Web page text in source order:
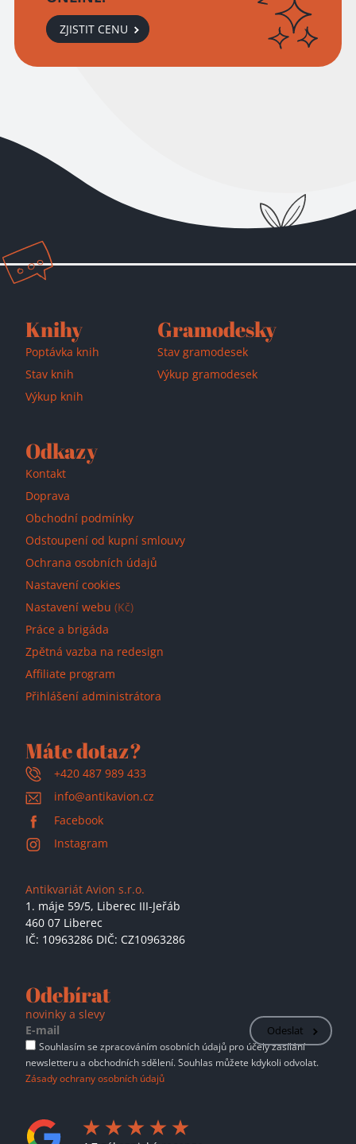
ZJISTIT CENU
Knihy
Poptávka knih
Stav knih
Výkup knih
Gramodesky
Stav gramodesek
Výkup gramodesek
Odkazy
Kontakt
Doprava
Obchodní podmínky
Odstoupení od kupní smlouvy
Ochrana osobních údajů
Nastavení cookies
Nastavení webu (Kč)
Práce a brigáda
Zpětná vazba na redesign
Affiliate program
Přihlášení administrátora
Máte dotaz?
+420 487 989 433
info@antikavion.cz
Facebook
Instagram
Antikvariát Avion s.r.o.
1. máje 59/5, Liberec III-Jeřáb
460 07 Liberec
IČ: 10963286 DIČ: CZ10963286
Odebírat
novinky a slevy
Odeslat
Souhlasím se zpracováním osobních údajů pro účely zasílání
newsletteru a obchodních sdělení. Souhlas můžete kdykoli odvolat.
Zásady ochrany osobních údajů